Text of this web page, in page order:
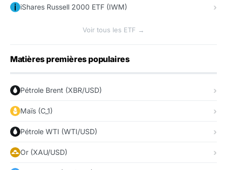
iShares Russell 2000 ETF (IWM)
Voir tous les ETF →
Matières premières populaires
Pétrole Brent (XBR/USD)
Maïs (C_1)
Pétrole WTI (WTI/USD)
Or (XAU/USD)